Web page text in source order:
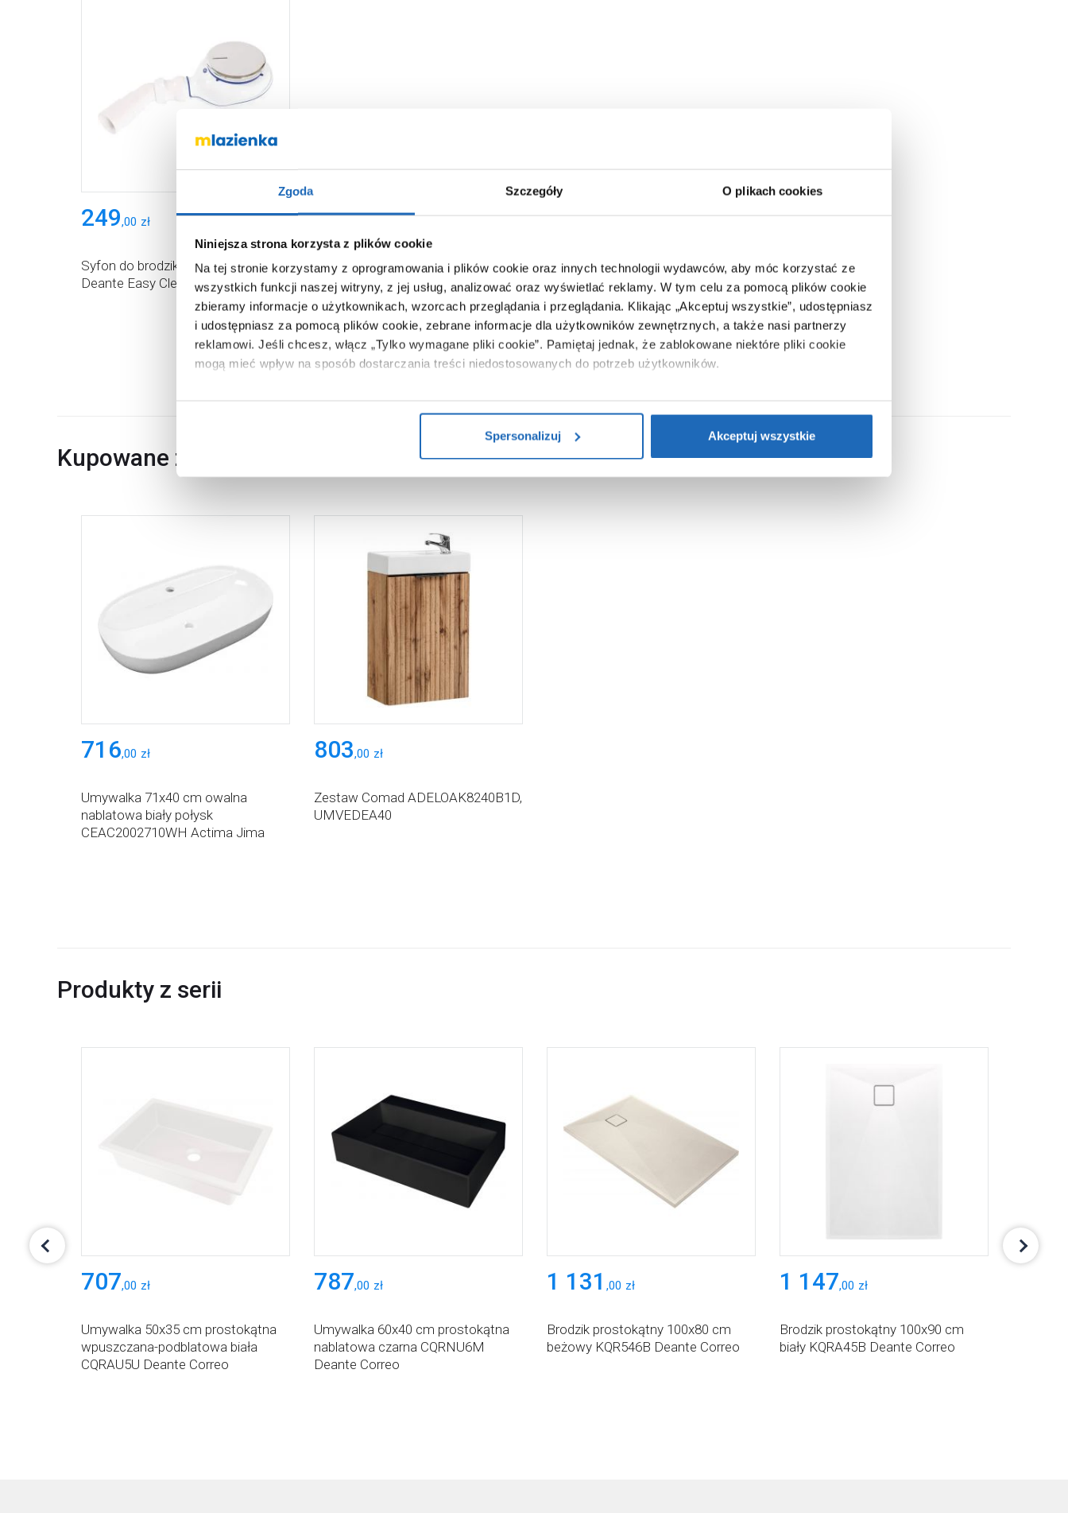
Zgoda Szczegóły O plikach cookies
Niniejsza strona korzysta z plików cookie
Na tej stronie korzystamy z oprogramowania i plików cookie oraz innych technologii wydawców, aby móc korzystać ze
wszystkich funkcji naszej witryny, z jej usług, analizować oraz wyświetlać reklamy. W tym celu za pomocą plików cookie
zbieramy informacje o użytkownikach, wzorcach przeglądania i przeglądania. Klikając „Akceptuj wszystkie”, udostępniasz
i udostępniasz za pomocą plików cookie, zebrane informacje dla użytkowników zewnętrznych, a także nasi partnerzy
reklamowi. Jeśli chcesz, włącz „Tylko wymagane pliki cookie”. Pamiętaj jednak, że zablokowane niektóre pliki cookie
mogą mieć wpływ na sposób dostarczania treści niedostosowanych do potrzeb użytkowników.
Aby uzyskać więcej informacji na temat plików plików cookie, kliknij „Ustawienia plików cookie”.Jeśli chcesz uzyskać
Spersonalizuj
Akceptuj wszystkie
249,00 zł
Syfon do brodzika NHC029C
Deante Easy Clean
Kupowane z
716,00 zł
Umywalka 71x40 cm owalna
nablatowa biały połysk
CEAC2002710WH Actima Jima
803,00 zł
Zestaw Comad ADELOAK8240B1D,
UMVEDEA40
Produkty z serii
707,00 zł
Umywalka 50x35 cm prostokątna
wpuszczana-podblatowa biała
CQRAU5U Deante Correo
787,00 zł
Umywalka 60x40 cm prostokątna
nablatowa czarna CQRNU6M
Deante Correo
1 131 ,00 zł
Brodzik prostokątny 100x80 cm
beżowy KQR546B Deante Correo
1 147,00 zł
Brodzik prostokątny 100x90 cm
biały KQRA45B Deante Correo